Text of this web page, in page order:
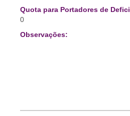
Quota para Portadores de
0
Observações: